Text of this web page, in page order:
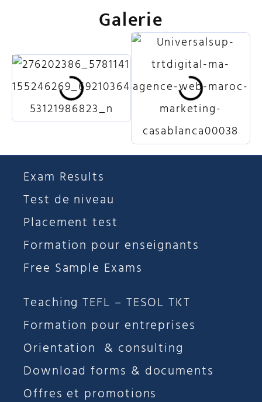
Galerie
Exam Results
Test de niveau
Placement test
Formation pour enseignants
Free Sample Exams
Teaching TEFL – TESOL TKT
Formation pour entreprises
Orientation & consulting
Download forms & documents
Offres et promotions